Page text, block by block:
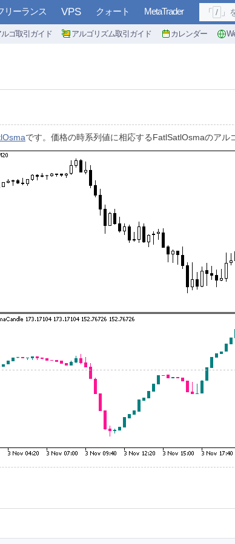
リーランス VPS クォート MetaTrader
ルゴ取引ガイド アルゴリズム取引ガイド カレンダー
「 / 」
です。価格の時系列値に相応するFatlSatlOsmaのアル